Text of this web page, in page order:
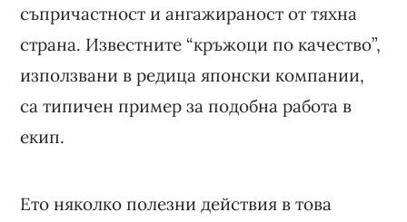
съпричастност и ангажираност от тяхна
страна. Известните “кръжоци по качество”,
използвани в редица японски компании,
са типичен пример за подобна работа в
екип.
Ето няколко полезни действия в това